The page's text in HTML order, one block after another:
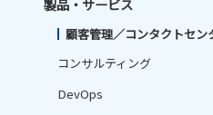
製品・サービス
顧客管理／コンタクトセン
コンサルティング
DevOps